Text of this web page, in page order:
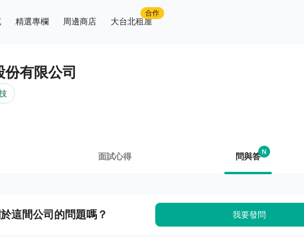
精選專欄 周邊商店 大台北租屋
合作
有限公司
面試心得 N
問與答
這間公司的問題嗎？ 我要發問